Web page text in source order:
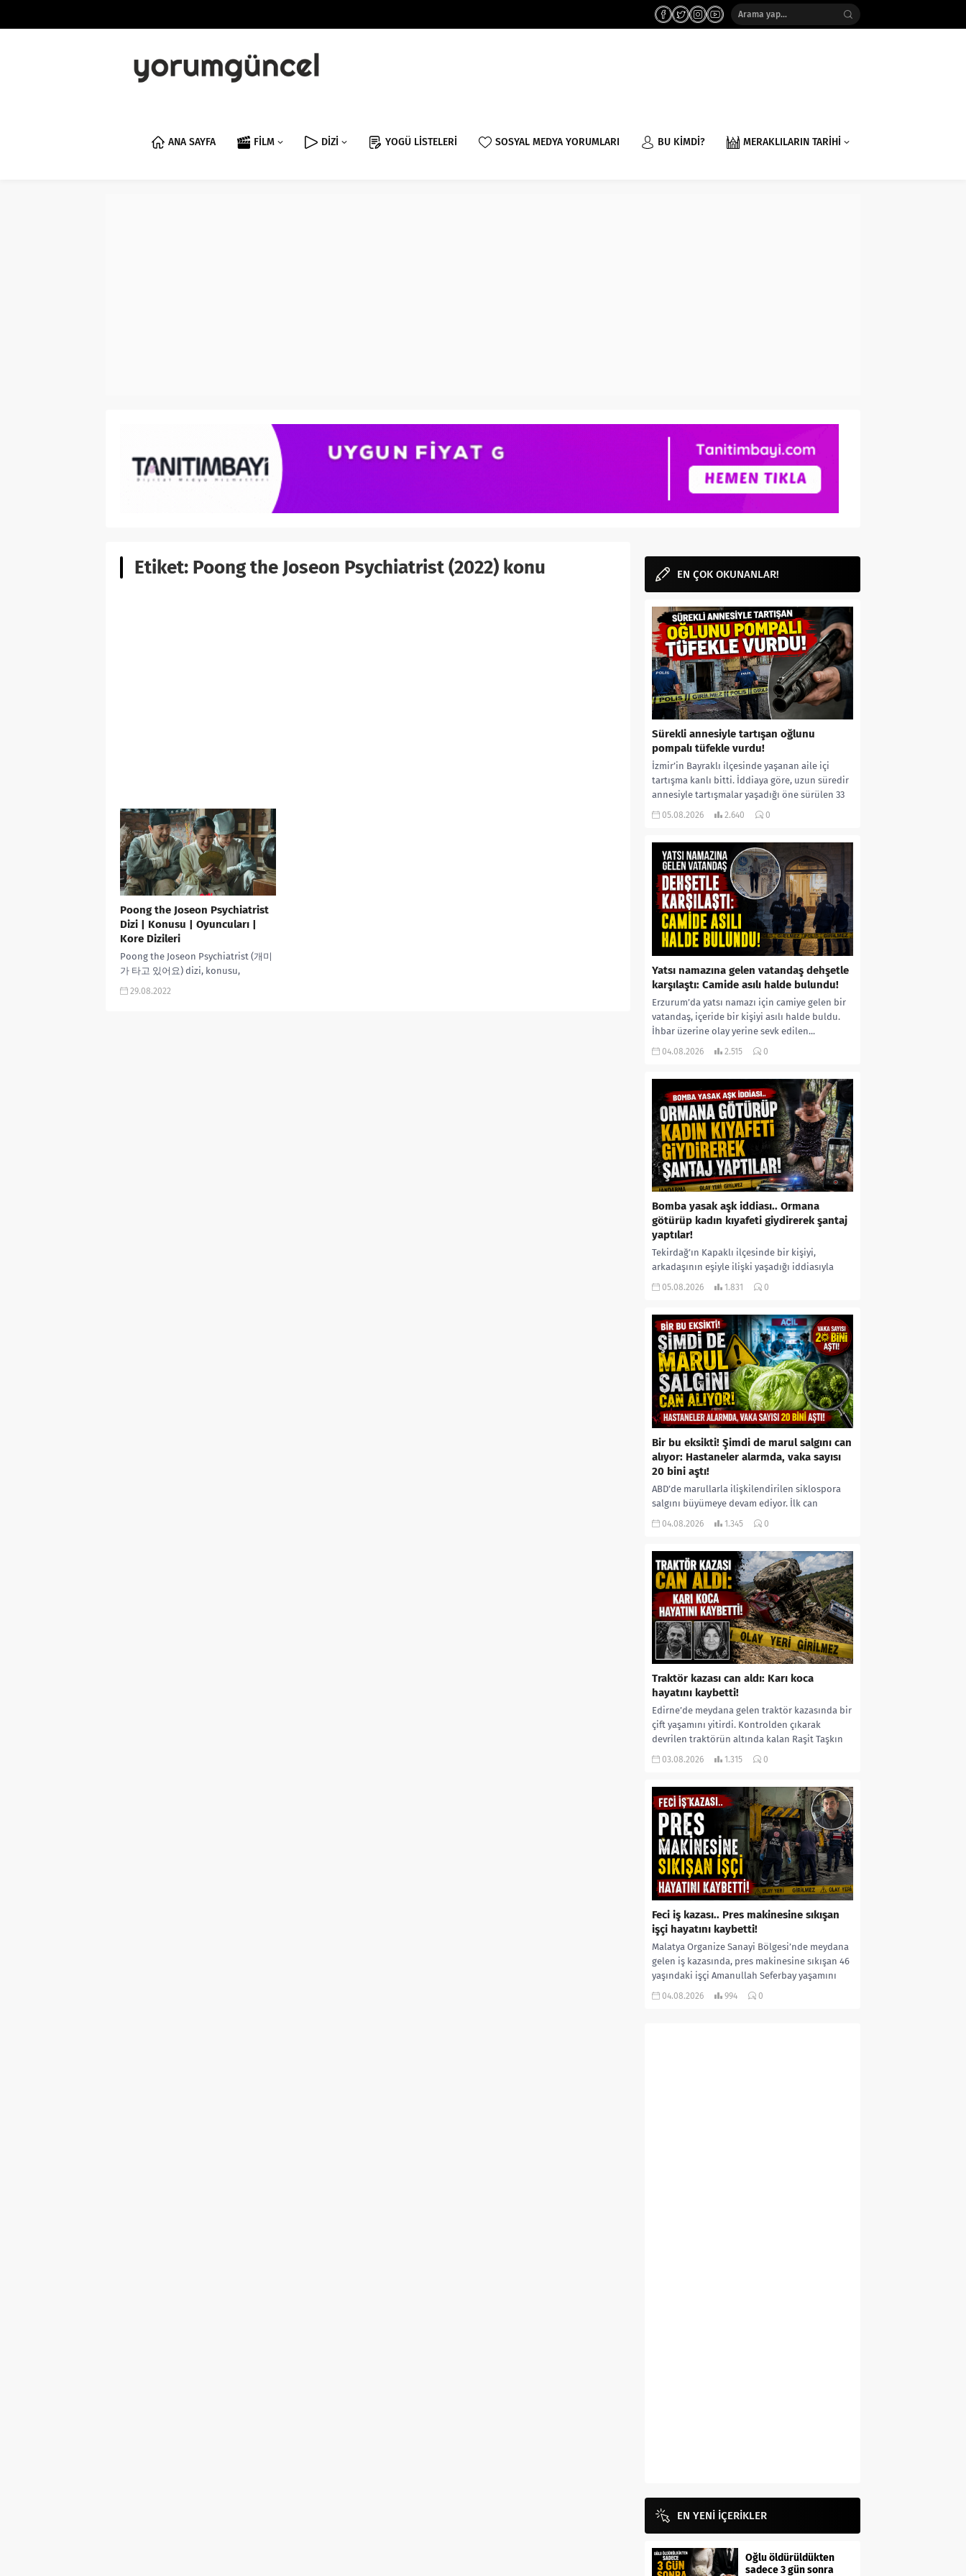
ANA SAYFA FİLM DİZİ YOGÜ LİSTELERİ SOSYAL MEDYA YORUMLARI BU KİMDİ? MERAKLILARIN TARİHİ
Etiket: Poong the Joseon Psychiatrist (2022) konu
Poong the Joseon Psychiatrist
Dizi | Konusu | Oyuncuları |
Kore Dizileri
Poong the Joseon Psychiatrist (개미
가 타고 있어요) dizi, konusu,
oyuncuları, karakterleri, cast,
29.08.2022
EN ÇOK OKUNANLAR!
Sürekli annesiyle tartışan oğlunu
pompalı tüfekle vurdu!
İzmir’in Bayraklı ilçesinde yaşanan aile içi
tartışma kanlı bitti. İddiaya göre, uzun süredir
annesiyle tartışmalar yaşadığı öne sürülen 33
yaşındaki...
05.08.2026 2.640 0
Yatsı namazına gelen vatandaş dehşetle
karşılaştı: Camide asılı halde bulundu!
Erzurum’da yatsı namazı için camiye gelen bir
vatandaş, içeride bir kişiyi asılı halde buldu.
İhbar üzerine olay yerine sevk edilen...
04.08.2026 2.515 0
Bomba yasak aşk iddiası.. Ormana
götürüp kadın kıyafeti giydirerek şantaj
yaptılar!
Tekirdağ’ın Kapaklı ilçesinde bir kişiyi,
arkadaşının eşiyle ilişki yaşadığı iddiasıyla
ormanlık alana götürerek zorla kadın
05.08.2026 1.831 0
Bir bu eksikti! Şimdi de marul salgını can
alıyor: Hastaneler alarmda, vaka sayısı
20 bini aştı!
ABD’de marullarla ilişkilendirilen siklospora
salgını büyümeye devam ediyor. İlk can
kayıplarının yaşandığı salgında vaka sayısının
04.08.2026 1.345 0
Traktör kazası can aldı: Karı koca
hayatını kaybetti!
Edirne’de meydana gelen traktör kazasında bir
çift yaşamını yitirdi. Kontrolden çıkarak
devrilen traktörün altında kalan Raşit Taşkın
ile eşi Fatma...
03.08.2026 1.315 0
Feci iş kazası.. Pres makinesine sıkışan
işçi hayatını kaybetti!
Malatya Organize Sanayi Bölgesi’nde meydana
gelen iş kazasında, pres makinesine sıkışan 46
yaşındaki işçi Amanullah Seferbay yaşamını
yitirdi. Olayla ilgili...
04.08.2026 994 0
EN YENİ İÇERİKLER
Oğlu öldürüldükten
sadece 3 gün sonra